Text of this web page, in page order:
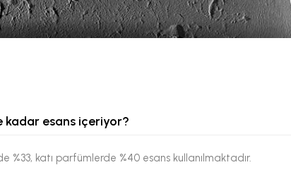
kadar esans içeriyor?
%33, katı parfümlerde %40 esans kullanılmaktadır.